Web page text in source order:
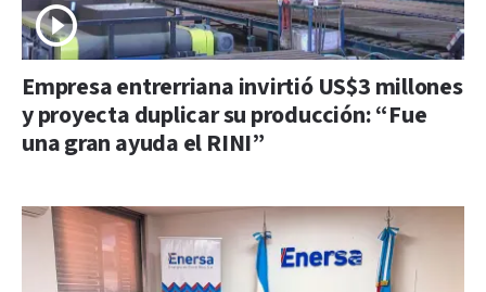
Empresa entrerriana invirtió US$3 millones
y proyecta duplicar su producción: “Fue
una gran ayuda el RINI”